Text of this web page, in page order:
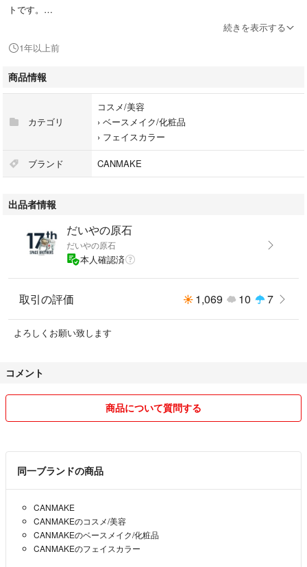
トです。
ω^ )
#りゅうコスメ
#キャンメイク
#CANMAKE
#グロウフルールハイライター
#ハイライト
#フェイスカラー
続きを表示する
1年以上前
商品情報
カテゴリ
コスメ/美容
› ベースメイク/化粧品
› フェイスカラー
ブランド CANMAKE
出品者情報
だいやの原石
だいやの原石
本人確認済
取引の評価 1,069 10 7
よろしくお願い致します
コメント
商品について質問する
同一ブランドの商品
CANMAKE
CANMAKEのコスメ/美容
CANMAKEのベースメイク/化粧品
CANMAKEのフェイスカラー